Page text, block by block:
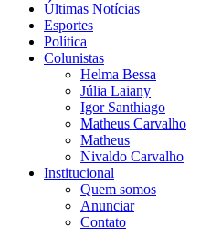
Últimas Notícias
Esportes
Política
Colunistas
Helma Bessa
Júlia Laiany
Igor Santhiago
Matheus Carvalho
Matheus
Nivaldo Carvalho
Institucional
Quem somos
Anunciar
Contato